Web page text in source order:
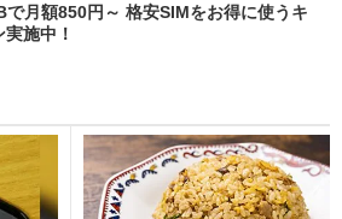
で月額850円～ 格安SIMをお得に使うキ
施中！